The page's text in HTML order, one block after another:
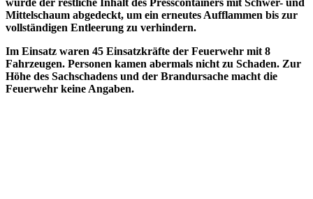
Mittelschaum abgedeckt, um ein erneutes Aufflammen bis zur
vollständigen Entleerung zu verhindern.
Im Einsatz waren 45 Einsatzkräfte der Feuerwehr mit 8
Fahrzeugen. Personen kamen abermals nicht zu Schaden. Zur
Höhe des Sachschadens und der Brandursache macht die
Feuerwehr keine Angaben.